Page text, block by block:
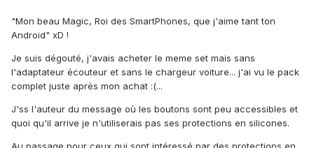
"Mon beau Magic, Roi des SmartPhones, que j'aime tant ton
Android" xD !
Je suis dégouté, j'avais acheter le meme set mais sans
l'adaptateur écouteur et sans le chargeur voiture... j'ai vu le pack
complet juste après mon achat :(...
J'ss l'auteur du message où les boutons sont peu accessibles et
quoi qu'il arrive je n'utiliserais pas ses protections en silicones.